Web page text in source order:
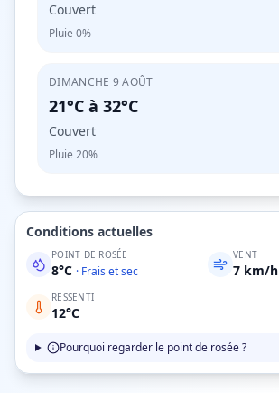
Couvert
Pluie 0%
DIMANCHE 9 AOÛT
21°C à 32°C
Couvert
Pluie 20%
Conditions actuelles
POINT DE ROSÉE
8°C · Frais et sec
VENT
7 km/h
RESSENTI
12°C
Pourquoi regarder le point de rosée ?